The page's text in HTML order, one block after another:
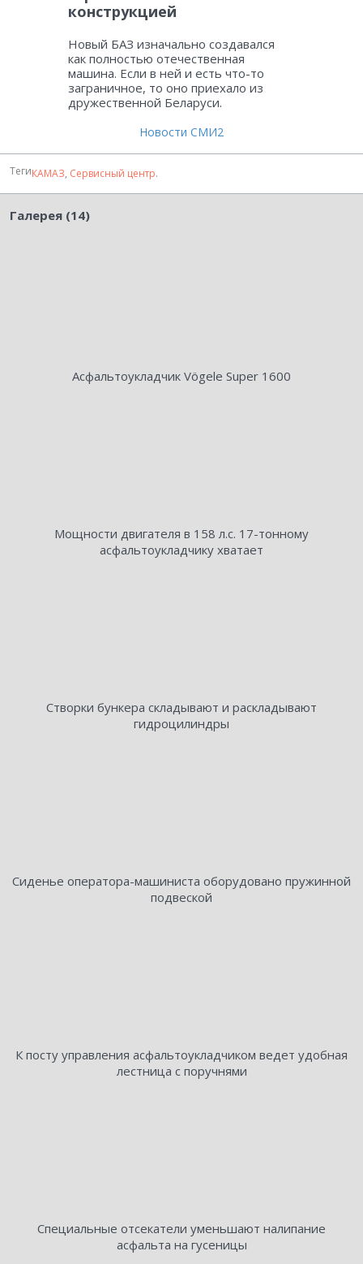
конструкцией
Новый БАЗ изначально создавался
как полностью отечественная
машина. Если в ней и есть что-то
заграничное, то оно приехало из
дружественной Беларуси.
Новости СМИ2
ТегиКАМАЗ, Сервисный центр.
Галерея (14)
Асфальтоукладчик Vögele Super 1600
Мощности двигателя в 158 л.с. 17-тонному
асфальтоукладчику хватает
Створки бункера складывают и раскладывают
гидроцилиндры
Сиденье оператора-машиниста оборудовано пружинной
подвеской
К посту управления асфальтоукладчиком ведет удобная
лестница с поручнями
Специальные отсекатели уменьшают налипание
асфальта на гусеницы